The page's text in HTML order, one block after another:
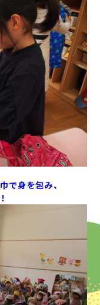
で身を包み、